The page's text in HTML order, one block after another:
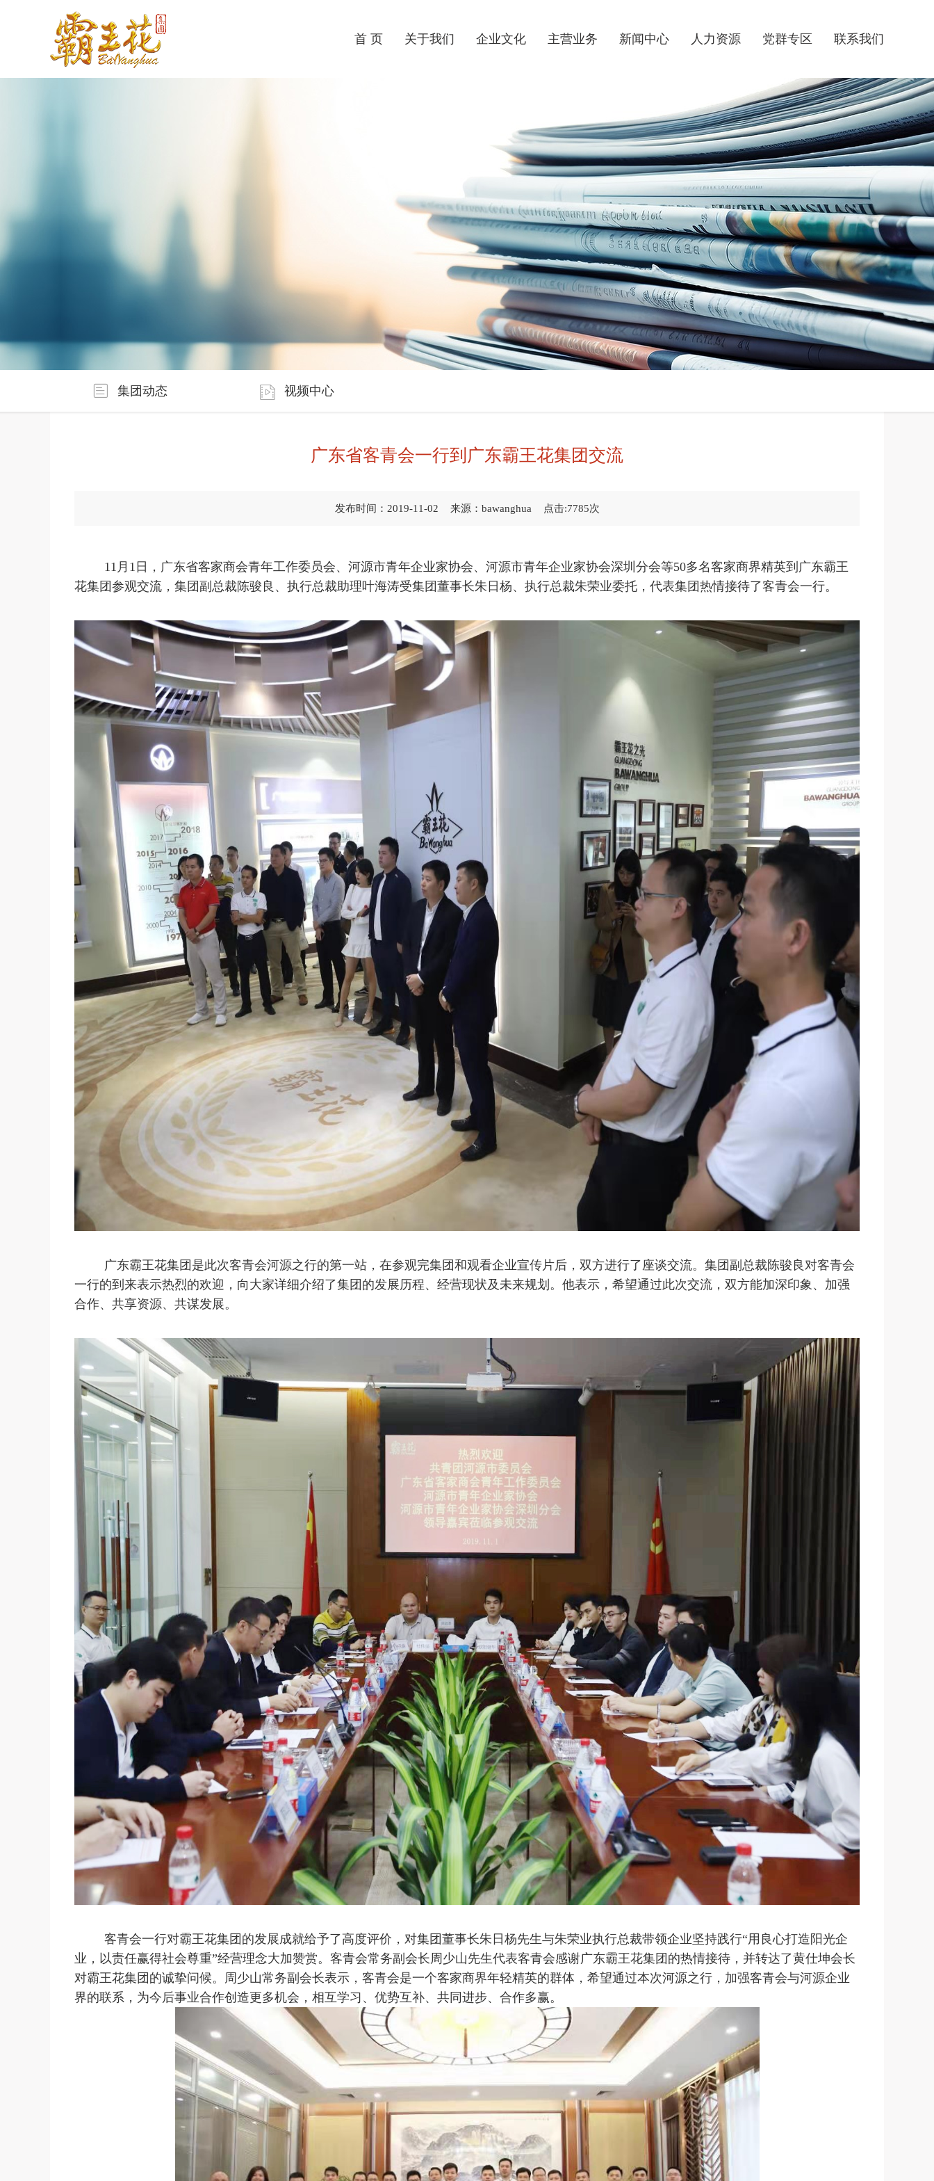
首 页 关于我们 企业文化 主营业务 新闻中心 人力资源 党群专区 联系我们
集团动态 视频中心
广东省客青会一行到广东霸王花集团交流
发布时间：2019-11-02 来源：bawanghua 点击:7785次
11月1日，广东省客家商会青年工作委员会、河源市青年企业家协会、河源市青年企业家协会深圳分会等50多名客家商界精英到广东霸王
花集团参观交流，集团副总裁陈骏良、执行总裁助理叶海涛受集团董事长朱日杨、执行总裁朱荣业委托，代表集团热情接待了客青会一行。
广东霸王花集团是此次客青会河源之行的第一站，在参观完集团和观看企业宣传片后，双方进行了座谈交流。集团副总裁陈骏良对客青会
一行的到来表示热烈的欢迎，向大家详细介绍了集团的发展历程、经营现状及未来规划。他表示，希望通过此次交流，双方能加深印象、加强
合作、共享资源、共谋发展。
客青会一行对霸王花集团的发展成就给予了高度评价，对集团董事长朱日杨先生与朱荣业执行总裁带领企业坚持践行“用良心打造阳光企
业，以责任赢得社会尊重”经营理念大加赞赏。客青会常务副会长周少山先生代表客青会感谢广东霸王花集团的热情接待，并转达了黄仕坤会长
对霸王花集团的诚挚问候。周少山常务副会长表示，客青会是一个客家商界年轻精英的群体，希望通过本次河源之行，加强客青会与河源企业
界的联系，为今后事业合作创造更多机会，相互学习、优势互补、共同进步、合作多赢。